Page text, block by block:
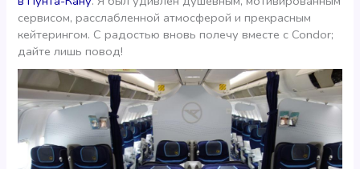
сервисом, расслабленной атмосферой и прекрасным
кейтерингом. С радостью вновь полечу вместе с Condor;
дайте лишь повод!